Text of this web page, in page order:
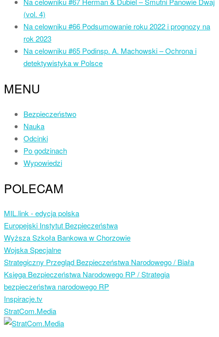
(vol. 4)
Na celowniku #66 Podsumowanie roku 2022 i prognozy na
rok 2023
Na celowniku #65 Podinsp. A. Machowski – Ochrona i
detektywistyka w Polsce
MENU
Bezpieczeństwo
Nauka
Odcinki
Po godzinach
Wypowiedzi
POLECAM
MIL.link - edycja polska
Europejski Instytut Bezpieczeństwa
Wyższa Szkoła Bankowa w Chorzowie
Wojska Specjalne
Strategiczny Przegląd Bezpieczeństwa Narodowego / Biała
Księga Bezpieczeństwa Narodowego RP / Strategia
bezpieczeństwa narodowego RP
Inspiracje.tv
StratCom.Media